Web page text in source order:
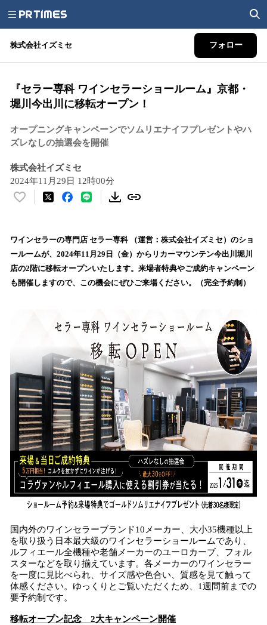
株式会社イズミセ フォロー
『セラー専科 ワインセラーショールーム』京都・
堀川今出川に移転オープン！
オープニングキャンペーンでソムリエナイフプレゼントやハ
ズレなしの抽選会を開催
株式会社イズミセ
2024年11月29日 12時00分
い
！
数
を
読
ワインセラーの専門店 セラー専科 （運営：株式会社イズミセ）のショ
ールームが、2024年11⽉29⽇（金）からリカーマウンテン今出川堀川
店の2階に移転オープンいたします。来場者特典やご成約キャンペーン
も開催しますので、この機会にぜひご来場ください。（完全予約制）
国内外のワインセラーブランド10メーカー、大小35機種以上
を取り扱う日本最大級のワインセラーショールームであり、
ルフィエール全機種や老舗メーカーのユーロカーブ、フォル
スターなどを取り揃えています。各メーカーのワインセラー
を一度に見比べられ、サイズ感や色合い、質感を見て触って
体感ください。ゆっくりとご覧いただくため、1週間前までの
要予約制です。
移転オープン記念 2大キャンペーン開催